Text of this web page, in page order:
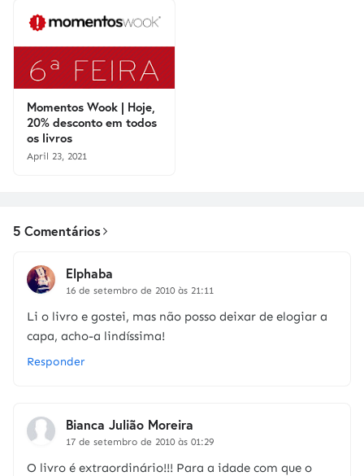
Momentos Wook | Hoje,
20% desconto em todos
os livros
April 23, 2021
5 Comentários
Elphaba
16 de setembro de 2010 às 21:11
Li o livro e gostei, mas não posso deixar de elogiar a
capa, acho-a lindíssima!
Responder
Bianca Julião Moreira
17 de setembro de 2010 às 01:29
O livro é extraordinário!!! Para a idade com que o